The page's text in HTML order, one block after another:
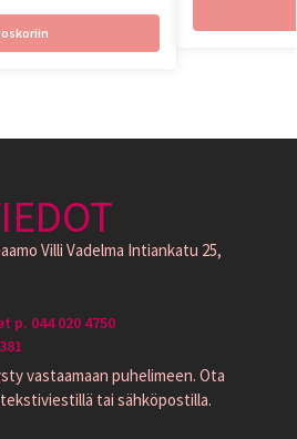
Villi Vadelma Intiankatu 25,
p. 044 020 4750
vastaamaan puhelimeen. Ota
tai sähköpostilla.